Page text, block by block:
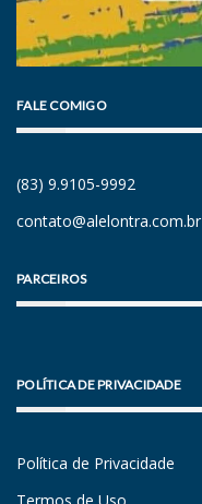
FALE COMIGO
(83) 9.9105-9992
contato@alelontra.com.br
PARCEIROS
POLÍTICA DE PRIVACIDADE
Política de Privacidade
Termos de Uso